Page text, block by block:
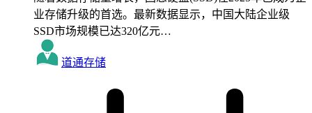
业存储升级的首选。最新数据显示，中国大陆企业级
SSD市场规模已达320亿元…
道通存储